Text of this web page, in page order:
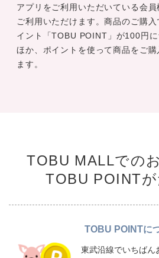
アプリをご利用いただいている会
ご利用いただけます。商品のご購
イント「TOBU POINT」が100円
ほか、ポイントを使って商品をご購
ます。
TOBU MALLでの
TOBU POINTが
TOBU POINTに
東武沿線でいちばん